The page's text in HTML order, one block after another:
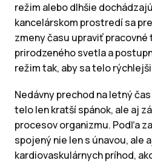
režim alebo dlhšie
kancelárskom prostredí sa
zmeny času upraviť
prirodzeného svetla a
režim tak, aby sa telo
Nedávny prechod na letný
telo len kratší spánok, ale aj
procesov organizmu. Podľa
spojený nie len s únavou, ale
kardiovaskulárnych príhod,